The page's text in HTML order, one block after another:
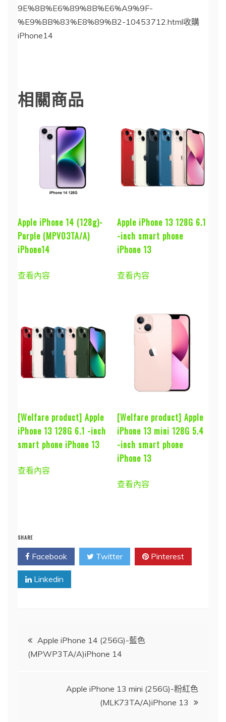
9E%8B%E6%89%8B%E6%A9%9F-
%E9%BB%83%E8%89%B2-10453712.html收購
iPhone14
相關商品
Apple iPhone 14 (128g)-
Purple (MPV03TA/A)
iPhone14
查看內容
Apple iPhone 13 128G 6.1
-inch smart phone
iPhone 13
查看內容
[Welfare product] Apple
iPhone 13 128G 6.1 -inch
smart phone iPhone 13
查看內容
[Welfare product] Apple
iPhone 13 mini 128G 5.4
-inch smart phone
iPhone 13
查看內容
SHARE
Facebook Twitter Pinterest
Linkedin
文
章
Apple iPhone 14 (256G)-藍色
(MPWP3TA/A)iPhone 14
Apple iPhone 13 mini (256G)-粉紅色
(MLK73TA/A)iPhone 13